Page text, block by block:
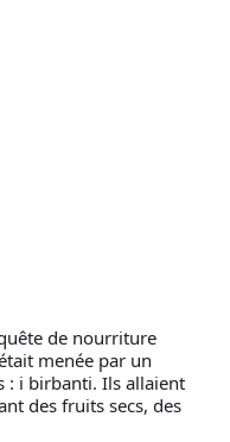
de nourriture
menée par un
: i birbanti. Ils allaient
des fruits secs, des